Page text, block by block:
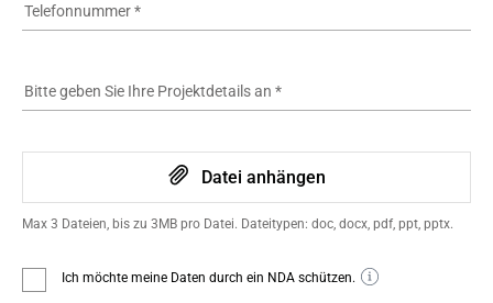
Telefonnummer*
Bitte geben Sie Ihre Projektdetails an *
Datei anhängen
Max 3 Dateien, bis zu 3MB pro Datei. Dateitypen: doc, docx, pdf, ppt, pptx.
Ich möchte meine Daten durch ein NDA schützen.